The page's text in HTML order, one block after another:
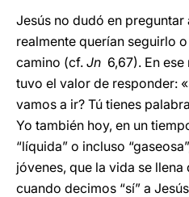
Jesús no dudó en preguntar
realmente querían seguirlo
camino (cf. Jn 6,67). En
tuvo el valor de responder:
vamos a ir? Tú tienes
Yo también hoy, en un
“líquida” o incluso
jóvenes, que la vida se
cuando decimos “sí” a